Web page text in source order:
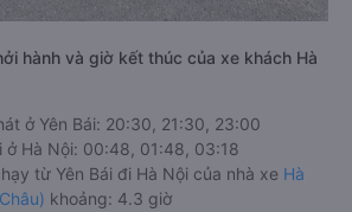
hành và giờ kết thúc của xe khách Hà
ở Yên Bái: 20:30, 21:30, 23:00
ở Hà Nội: 00:48, 01:48, 03:18
từ Yên Bái đi Hà Nội của nhà xe Hà
khoảng: 4.3 giờ